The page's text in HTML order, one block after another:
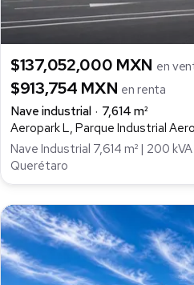
$137,052,000 MXN en
$913,754 MXN en renta
Nave industrial
7,614 m²
Aeropark L, Parque Industrial
Nave Industrial 7,614 m² | 200
Querétaro